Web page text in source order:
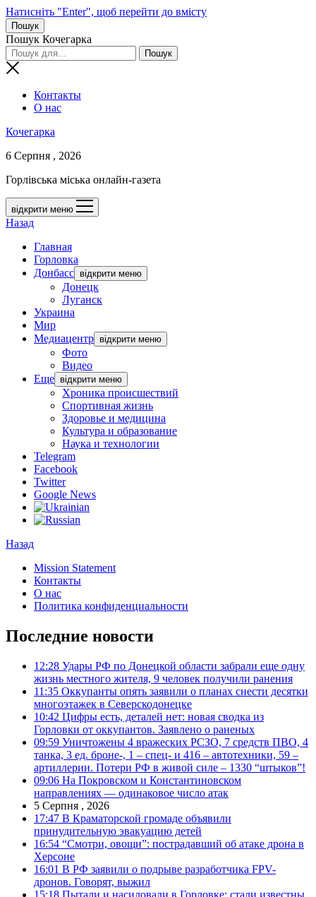
Натисніть "Enter", щоб перейти до вмісту
Пошук
Пошук Кочегарка
Контакты
О нас
Кочегарка
6 Серпня , 2026
Горлівська міська онлайн-газета
відкрити меню
Назад
Главная
Горловка
Донбасс відкрити меню
Донецк
Луганск
Украина
Мир
Медиацентр відкрити меню
Фото
Видео
Еще відкрити меню
Хроника происшествий
Спортивная жизнь
Здоровье и медицина
Культура и образование
Наука и технологии
Telegram
Facebook
Twitter
Google News
Назад
Mission Statement
Контакты
О нас
Политика конфиденциальности
Последние новости
12:28 Удары РФ по Донецкой области забрали еще одну
жизнь местного жителя, 9 человек получили ранения
11:35 Оккупанты опять заявили о планах снести десятки
многоэтажек в Северскодонецке
10:42 Цифры есть, деталей нет: новая сводка из
Горловки от оккупантов. Заявлено о раненых
09:59 Уничтожены 4 вражеских РСЗО, 7 средств ПВО, 4
танка, 3 ед. броне-, 1 – спец- и 416 – автотехники, 59 –
артиллерии. Потери РФ в живой силе – 1330 “штыков”!
09:06 На Покровском и Константиновском
направлениях — одинаковое число атак
5 Серпня , 2026
17:47 В Краматорской громаде объявили
принудительную эвакуацию детей
16:54 “Смотри, овощи”: пострадавший об атаке дрона в
Херсоне
16:01 В РФ заявили о подрыве разработчика FPV-
дронов. Говорят, выжил
15:18 Пытали и насиловали в Горловке: стали известны